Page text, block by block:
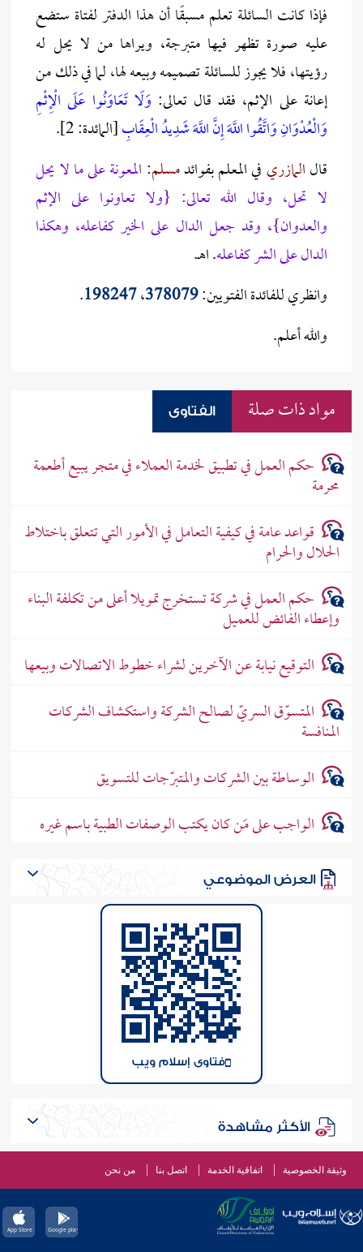
فإذا كانت السائلة تعلم مسبقًا أن هذا الدفتر لفتاة ستضع
عليه صورة تظهر فيها متبرجة، ويراها من لا يحل له
رؤيتها، فلا يجوز للسائلة تصميمه وبيعه لها، لما في ذلك من
إعانة على الإثم، فقد قال تعالى: وَلَا تَعَاوَنُوا عَلَى الْإِثْمِ
وَالْعُدْوَانِ وَاتَّقُوا اللَّهَ إِنَّ اللَّهَ شَدِيدُ الْعِقَابِ[المائدة: 2].
قالالمازري في المعلم بفوائدمسلم: المعونة على ما لا يحل
لا تحل، وقال الله تعالى: {ولا تعاونوا على الإثم
والعدوان}، وقد جعل الدال على الخير كفاعله، وهكذا
الدال على الشر كفاعله. اهـ.
وانظري للفائدة الفتويين:378079،198247
.
والله أعلم.
مواد ذات صلة الفتاوى
حكم العمل في تطبيق لخدمة العملاء في متجر يبيع أطعمة
محرمة
قواعد عامة في كيفية التعامل في الأمور التي تتعلق باختلاط
الحلال والحرام
حكم العمل في شركة تستخرج تمويلا أعلى من تكلفة البناء
وإعطاء الفائض للعميل
التوقيع نيابة عن الآخرين لشراء خطوط الاتصالات وبيعها
المتسوّق السريّ لصالح الشركة واستكشاف الشركات
المنافسة
الوساطة بين الشركات والمتبرّجات للتسويق
الواجب على مَن كان يكتب الوصفات الطبية باسم غيره
العرض الموضوعي
فتاوى إسلام ويب
الأكثر مشاهدة
وثيقة الخصوصية اتفاقية الخدمة اتصل بنا من نحن